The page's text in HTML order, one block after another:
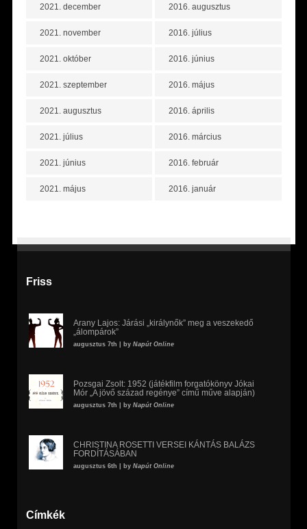
2021. december
2021. november
2021. október
2021. szeptember
2021. augusztus
2021. július
2021. június
2021. május
2016. augusztus
2016. július
2016. június
2016. május
2016. április
2016. március
2016. február
2016. január
Friss
Arany Lajos: Járási „királynők” meg a veszekedő
„álompárok”
augusztus 7th | by Napút Online
Pozsgai Zsolt: 1952 (játékfilm forgatókönyv Jókai
Mór „A jövő század regénye” című műve alapján)
augusztus 7th | by Napút Online
CHRISTINA ROSETTI VERSEI KÁNTÁS BALÁZS
FORDÍTÁSÁBAN
augusztus 6th | by Napút Online
Címkék